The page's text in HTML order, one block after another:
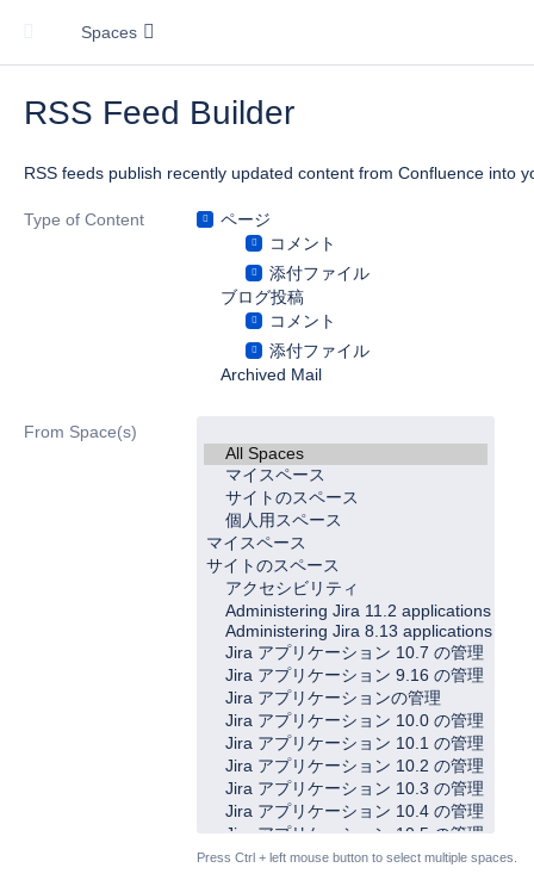
Spaces
RSS Feed Builder
RSS feeds publish recently updated content from Confluence into
Type of Content
ページ
コメント
添付ファイル
ブログ投稿
コメント
添付ファイル
Archived Mail
From Space(s)
Press Ctrl + left mouse button to select multiple spaces.